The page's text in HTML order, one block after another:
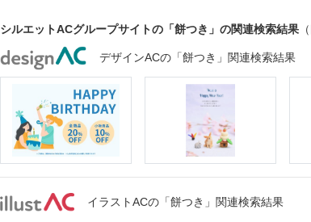
シルエットACグループサイトの「餅つき」の関連検索結果
デザインACの「餅つき」関連検索結果
イラストACの「餅つき」関連検索結果